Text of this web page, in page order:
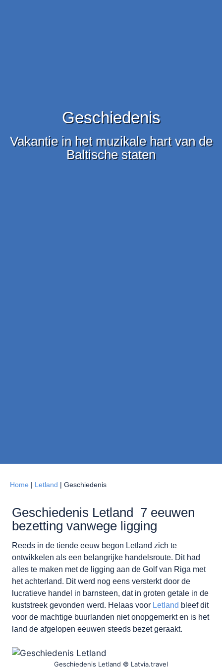
Geschiedenis
Vakantie in het muzikale hart van de
Baltische staten
Home | Letland | Geschiedenis
Geschiedenis Letland 7 eeuwen
bezetting vanwege ligging
Reeds in de tiende eeuw begon Letland zich te
ontwikkelen als een belangrijke handelsroute. Dit had
alles te maken met de ligging aan de Golf van Riga met
het achterland. Dit werd nog eens versterkt door de
lucratieve handel in barnsteen, dat in groten getale in de
kuststreek gevonden werd. Helaas voor Letland bleef dit
voor de machtige buurlanden niet onopgemerkt en is het
land de afgelopen eeuwen steeds bezet geraakt.
Geschiedenis Letland © Latvia.travel